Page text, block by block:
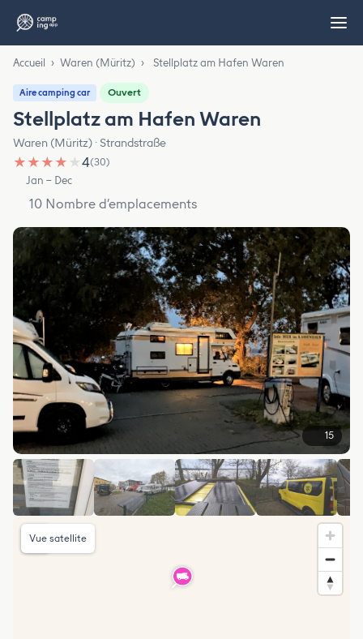
Accueil › Waren (Müritz) › Stellplatz am Hafen Waren
Aire camping car Ouvert
Stellplatz am Hafen Waren
Waren (Müritz) · Strandstraße
★ ★ ★ ★ ★4(30)
Jan – Dec
10 Nombre d’emplacements
15
Vue satellite